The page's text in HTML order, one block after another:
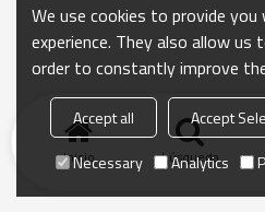
Inicio búsqueda
We use cookies to provide
experience. They also allow us
order to constantly improve
Accept all Accept
Necessary
Analytics